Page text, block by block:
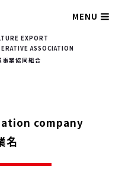
MENU
EXPORT
ASSOCIATION
業協同組合
company
名